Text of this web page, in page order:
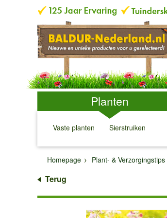
Planten
Vaste planten
↓
Sierstruiken
↓ ↓
Homepage
Plant- & Verzorgingstips
Terug